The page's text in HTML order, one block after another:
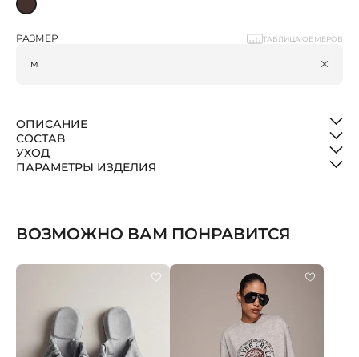
РАЗМЕР ТАБЛИЦА ОБМЕРОВ
ОПИСАНИЕ
СОСТАВ
УХОД
ПАРАМЕТРЫ ИЗДЕЛИЯ
ВОЗМОЖНО ВАМ ПОНРАВИТСЯ